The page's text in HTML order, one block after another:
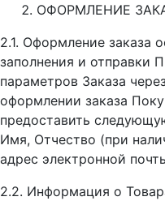
ОФОРМЛЕНИЕ
2.1. Оформление заказа
заполнения и отправки
параметров Заказа
оформлении заказа
предоставить
Имя, Отчество (при
адрес электронной
2.2. Информация о